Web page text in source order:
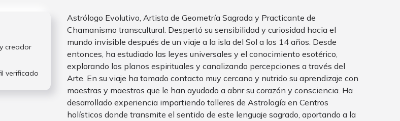
creador
verificado
Astrólogo Evolutivo, Artista de Geometría Sagrada y Practicante de
Chamanismo transcultural. Despertó su sensibilidad y curiosidad hacia el
mundo invisible después de un viaje a la isla del Sol a los 14 años. Desde
entonces, ha estudiado las leyes universales y el conocimiento esotérico,
explorando los planos espirituales y canalizando percepciones a través del
Arte. En su viaje ha tomado contacto muy cercano y nutrido su aprendizaje con
maestras y maestros que le han ayudado a abrir su corazón y consciencia. Ha
desarrollado experiencia impartiendo talleres de Astrología en Centros
holísticos donde transmite el sentido de este lenguaje sagrado, aportando a la